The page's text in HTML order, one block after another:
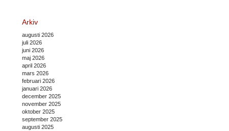
Arkiv
augusti 2026
juli 2026
juni 2026
maj 2026
april 2026
mars 2026
februari 2026
januari 2026
december 2025
november 2025
oktober 2025
september 2025
augusti 2025